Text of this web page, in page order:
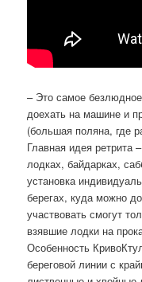
– Это самое
доехать на машине и
(большая поляна, где
Главная идея ретрита
лодках, байдарках,
установка
берегах, куда можно
участвовать смогут
взявшие лодки на
Особенность
береговой линии с